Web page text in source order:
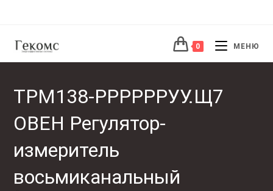
0 МЕНЮ
ТРМ138-РРРРРРУУ.Щ7
ОВЕН Регулятор-
измеритель
восьмиканальный